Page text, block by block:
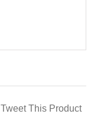
Tweet This Product